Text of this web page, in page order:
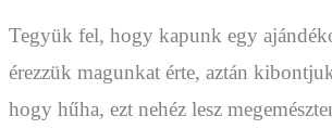
Tegyük fel, hogy kapunk egy
érezzük magunkat érte, aztán
hogy hűha, ezt nehéz lesz